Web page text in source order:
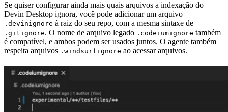
Se quiser configurar ainda mais quais arquivos a indexação do
Devin Desktop ignora, você pode adicionar um arquivo
.devinignore à raiz do seu repo, com a mesma sintaxe de
.gitignore. O nome de arquivo legado .codeiumignore também
é compatível, e ambos podem ser usados juntos. O agente também
respeita arquivos .windsurfignore ao acessar arquivos.